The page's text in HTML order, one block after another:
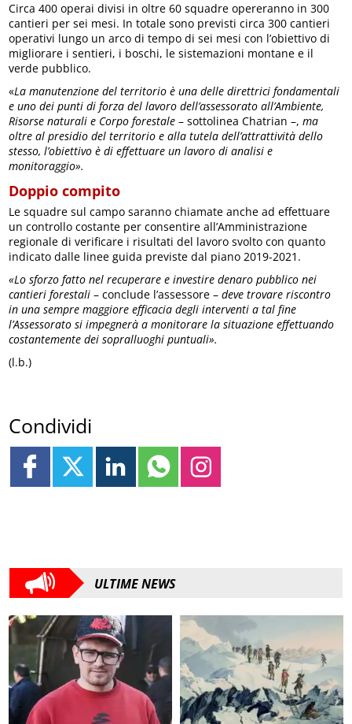
Circa 400 operai divisi in oltre 60 squadre opereranno in 300
cantieri per sei mesi. In totale sono previsti circa 300 cantieri
operativi lungo un arco di tempo di sei mesi con l’obiettivo di
migliorare i sentieri, i boschi, le sistemazioni montane e il
verde pubblico.
«La manutenzione del territorio è una delle direttrici fondamentali
e uno dei punti di forza del lavoro dell’assessorato all’Ambiente,
Risorse naturali e Corpo forestale – sottolinea Chatrian –,ma
oltre al presidio del territorio e alla tutela dell’attrattività dello
stesso, l’obiettivo è di effettuare un lavoro di analisi e
monitoraggio».
Doppio compito
Le squadre sul campo saranno chiamate anche ad effettuare
un controllo costante per consentire all’Amministrazione
regionale di verificare i risultati del lavoro svolto con quanto
indicato dalle linee guida previste dal piano 2019-2021.
«Lo sforzo fatto nel recuperare e investire denaro pubblico nei
cantieri forestali– conclude l’assessore –deve trovare riscontro
in una sempre maggiore efficacia degli interventi a tal fine
l’Assessorato si impegnerà a monitorare la situazione effettuando
costantemente dei sopralluoghi puntuali».
(l.b.)
Condividi
ULTIME NEWS